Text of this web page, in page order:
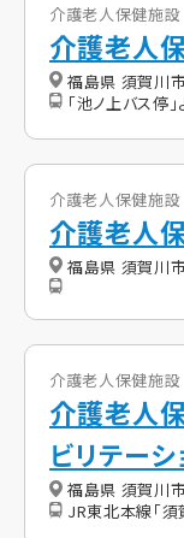
介護老人保健施設
介護老人
福島県 須賀川
「池ノ上バス停
介護老人保健施設
介護老人
福島県 須賀川
介護老人保健施設
介護老人
ビリテーシ
福島県 須賀川
JR東北本線「須